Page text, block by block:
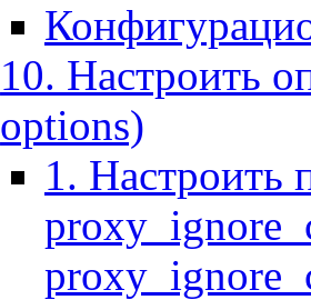
10. Настроить
options)
1. Настроить